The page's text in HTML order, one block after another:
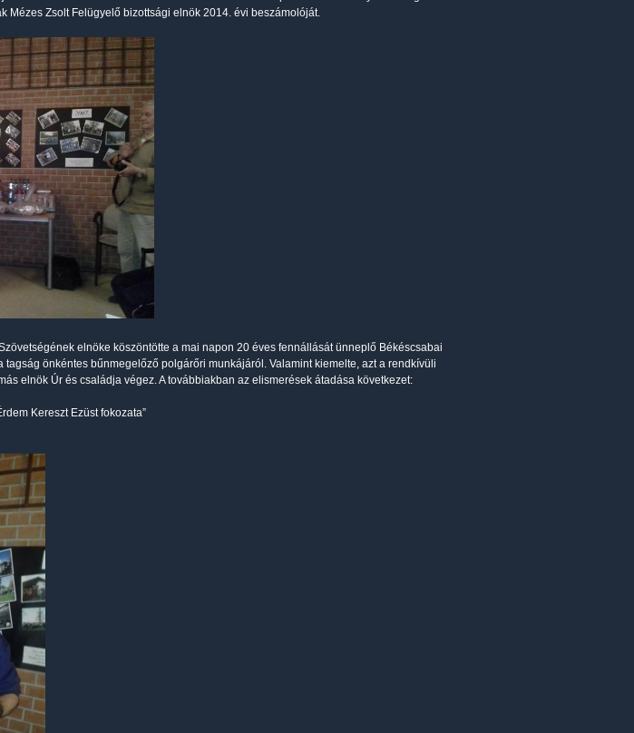
Mézes Zsolt Felügyelő bizottsági elnök 2014. évi beszámolóját.
elnöke köszöntötte a mai napon 20 éves fennállását ünneplő Békéscsabai
önkéntes bűnmegelőző polgárőri munkájáról. Valamint kiemelte, azt a rendkívüli
elnök Úr és családja végez. A továbbiakban az elismerések átadása következet:
Kereszt Ezüst fokozata”